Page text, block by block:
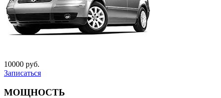
10000 руб.
Записаться
МОЩНОСТЬ